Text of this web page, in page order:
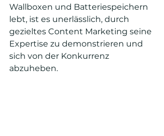
Wallboxen und Batteriespeichern
lebt, ist es unerlässlich, durch
gezieltes Content Marketing seine
Expertise zu demonstrieren und
sich von der Konkurrenz
abzuheben.